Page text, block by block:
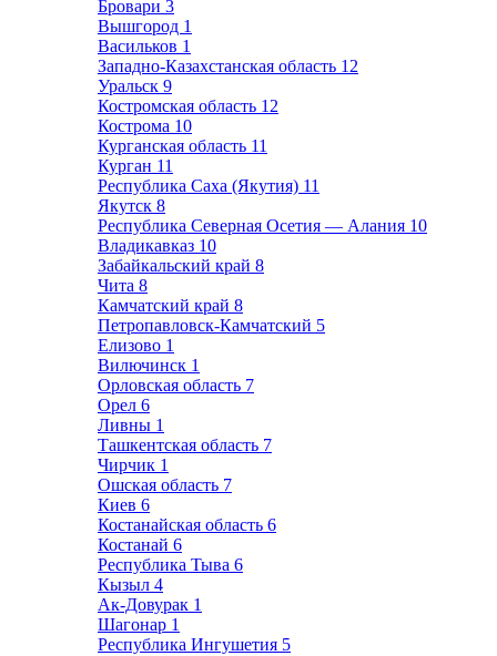
Бровари 3
Вышгород 1
Васильков 1
Западно-Казахстанская область 12
Уральск 9
Костромская область 12
Кострома 10
Курганская область 11
Курган 11
Республика Саха (Якутия) 11
Якутск 8
Республика Северная Осетия — Алания 10
Владикавказ 10
Забайкальский край 8
Чита 8
Камчатский край 8
Петропавловск-Камчатский 5
Елизово 1
Вилючинск 1
Орловская область 7
Орел 6
Ливны 1
Ташкентская область 7
Чирчик 1
Ошская область 7
Киев 6
Костанайская область 6
Костанай 6
Республика Тыва 6
Кызыл 4
Ак-Довурак 1
Шагонар 1
Республика Ингушетия 5